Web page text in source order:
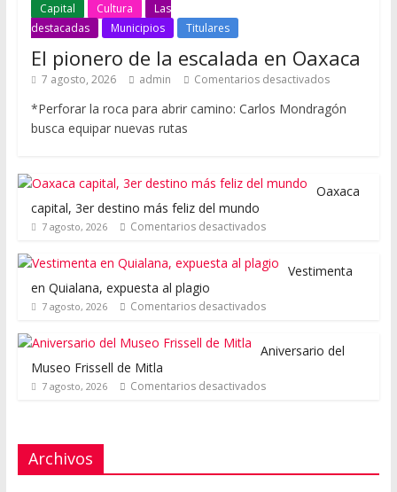
Capital Cultura
Las
destacadas
Municipios Titulares
El pionero de la escalada en Oaxaca
7 agosto, 2026 admin Comentarios desactivados
*Perforar la roca para abrir camino: Carlos Mondragón
busca equipar nuevas rutas
Oaxaca
capital, 3er destino más feliz del mundo
7 agosto, 2026 Comentarios desactivados
Vestimenta
en Quialana, expuesta al plagio
7 agosto, 2026 Comentarios desactivados
Aniversario del
Museo Frissell de Mitla
7 agosto, 2026 Comentarios desactivados
Archivos